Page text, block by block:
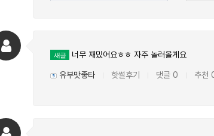
새글 너무 재밌어요ㅎㅎ 자주 놀러올게요
유부맛좋타 핫썰후기 댓글 0 추천